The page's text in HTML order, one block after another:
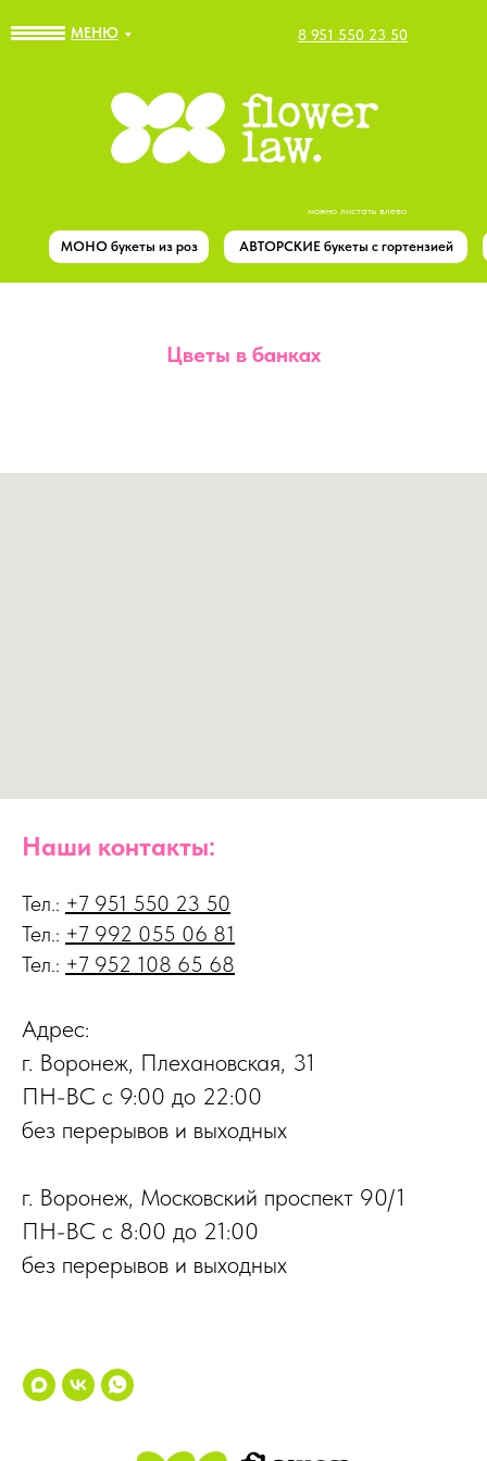
8 951 550 23 50
МЕНЮ
можно листать влево
МОНО букеты из роз АВТОРСКИЕ букеты с гортензией
Цветы в банках
Наши контакты:
Тел.: +7 951 550 23 50
Тел.: +7 992 055 06 81
Тел.: +7 952 108 65 68
Адрес:
г. Воронеж, Плехановская, 31
ПН-ВС с 9:00 до 22:00
без перерывов и выходных
г. Воронеж, Московский проспект 90/1
ПН-ВС с 8:00 до 21:00
без перерывов и выходных